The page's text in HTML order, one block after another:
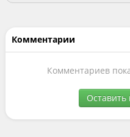
Комментарии
Комментариев